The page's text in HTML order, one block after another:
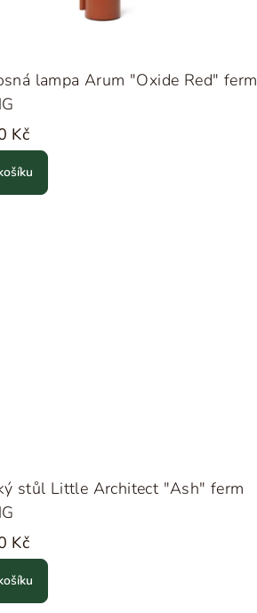
lampa Arum "Oxide Red" ferm
Kč
stůl Little Architect "Ash" ferm
Kč